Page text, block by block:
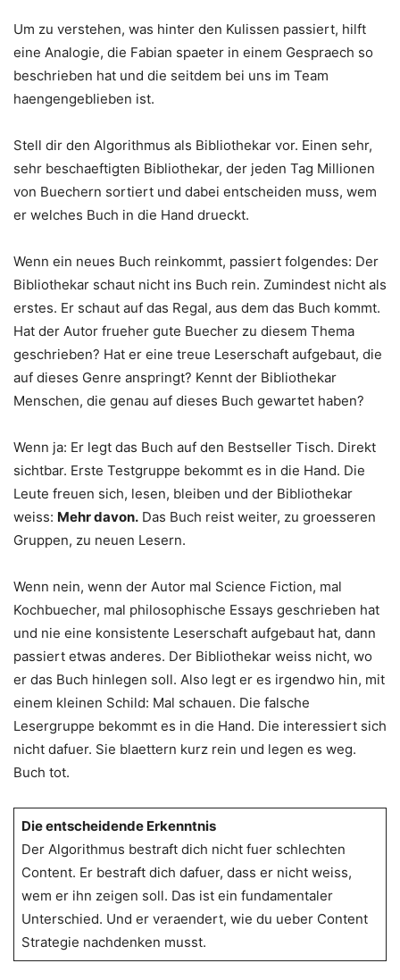
Um zu verstehen, was hinter den Kulissen passiert, hilft
eine Analogie, die Fabian spaeter in einem Gespraech so
beschrieben hat und die seitdem bei uns im Team
haengengeblieben ist.
Stell dir den Algorithmus als Bibliothekar vor. Einen sehr,
sehr beschaeftigten Bibliothekar, der jeden Tag Millionen
von Buechern sortiert und dabei entscheiden muss, wem
er welches Buch in die Hand drueckt.
Wenn ein neues Buch reinkommt, passiert folgendes: Der
Bibliothekar schaut nicht ins Buch rein. Zumindest nicht als
erstes. Er schaut auf das Regal, aus dem das Buch kommt.
Hat der Autor frueher gute Buecher zu diesem Thema
geschrieben? Hat er eine treue Leserschaft aufgebaut, die
auf dieses Genre anspringt? Kennt der Bibliothekar
Menschen, die genau auf dieses Buch gewartet haben?
Wenn ja: Er legt das Buch auf den Bestseller Tisch. Direkt
sichtbar. Erste Testgruppe bekommt es in die Hand. Die
Leute freuen sich, lesen, bleiben und der Bibliothekar
weiss: Mehr davon. Das Buch reist weiter, zu groesseren
Gruppen, zu neuen Lesern.
Wenn nein, wenn der Autor mal Science Fiction, mal
Kochbuecher, mal philosophische Essays geschrieben hat
und nie eine konsistente Leserschaft aufgebaut hat, dann
passiert etwas anderes. Der Bibliothekar weiss nicht, wo
er das Buch hinlegen soll. Also legt er es irgendwo hin, mit
einem kleinen Schild: Mal schauen. Die falsche
Lesergruppe bekommt es in die Hand. Die interessiert sich
nicht dafuer. Sie blaettern kurz rein und legen es weg.
Buch tot.
Die entscheidende Erkenntnis
Der Algorithmus bestraft dich nicht fuer schlechten
Content. Er bestraft dich dafuer, dass er nicht weiss,
wem er ihn zeigen soll. Das ist ein fundamentaler
Unterschied. Und er veraendert, wie du ueber Content
Strategie nachdenken musst.